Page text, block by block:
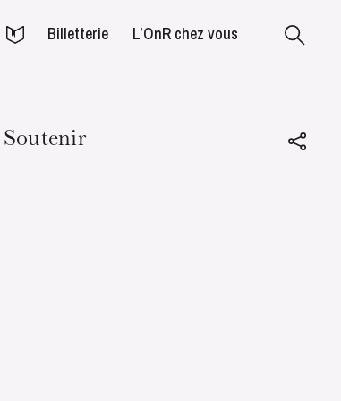
Billetterie L’OnR chez vous
Soutenir